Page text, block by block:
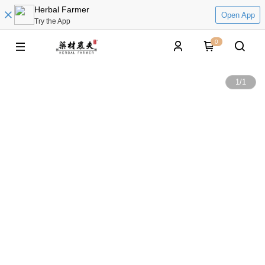
Herbal Farmer
Try the App
Open App
0
1/1